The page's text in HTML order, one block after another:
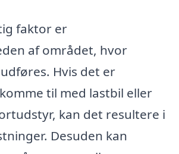
faktor er
af området, hvor
Hvis det er
til med lastbil eller
kan det resultere i
Desuden kan